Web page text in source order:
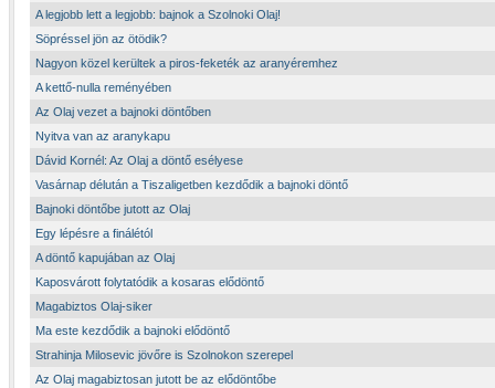
A legjobb lett a legjobb: bajnok a Szolnoki Olaj!
Söpréssel jön az ötödik?
Nagyon közel kerültek a piros-feketék az aranyéremhez
A kettő-nulla reményében
Az Olaj vezet a bajnoki döntőben
Nyitva van az aranykapu
Dávid Kornél: Az Olaj a döntő esélyese
Vasárnap délután a Tiszaligetben kezdődik a bajnoki döntő
Bajnoki döntőbe jutott az Olaj
Egy lépésre a finálétól
A döntő kapujában az Olaj
Kaposvárott folytatódik a kosaras elődöntő
Magabiztos Olaj-siker
Ma este kezdődik a bajnoki elődöntő
Strahinja Milosevic jövőre is Szolnokon szerepel
Az Olaj magabiztosan jutott be az elődöntőbe